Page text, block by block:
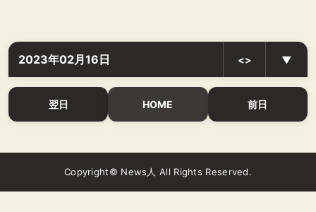
2023年02月16日 <> ▼
翌日 HOME 前日
Copyright© News人 All Rights Reserved.